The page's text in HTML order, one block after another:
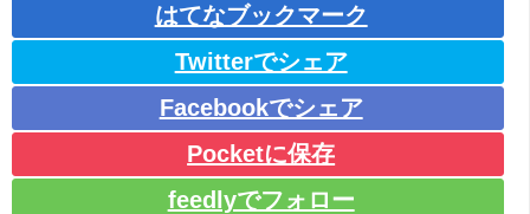
はてなブックマーク
Twitterでシェア
Facebookでシェア
Pocketに保存
feedlyでフォロー